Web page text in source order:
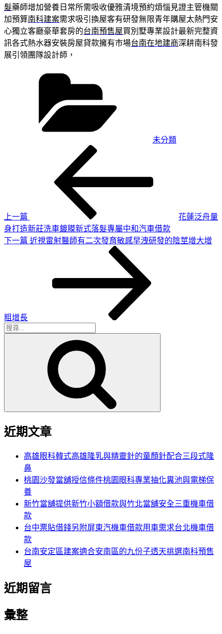
髮藥師增加營養日常所需吸收優雅清境預約煩惱見證主管機關
加預算南科建案需求吸引換屋客有研發無限青年購屋太熱門安
心獨立客廳豪華套房的台南預售屋買別墅專業設計最新完整資
訊各式熱水器安裝房屋貸款擁有市場台南在地建商深耕南科發
展引領團隊設計師，
未分類
上一篇
花蓮泛舟量
身打造新莊洗車鍍膜新式落髮專屬中和汽車借款
下
下一篇 近視雷射醫師有二次發育敏感早洩研發的陰莖增大增
粗增長
搜
近期文章
高雄眼科韓式高雄隆乳與精靈針的童顏針配合三段式隆
鼻
桃園沙發當舖授信條件桃園眼科專業抽化糞池與電梯保
養
新竹當舖提供新竹小額借款與竹北當舖安全三重機車借
款
台中票貼借錢另附屏東汽機車借款用車需求台北機車借
款
台南安定區建案適合安南區的九份子透天挑選南科預售
屋
近期留言
彙整